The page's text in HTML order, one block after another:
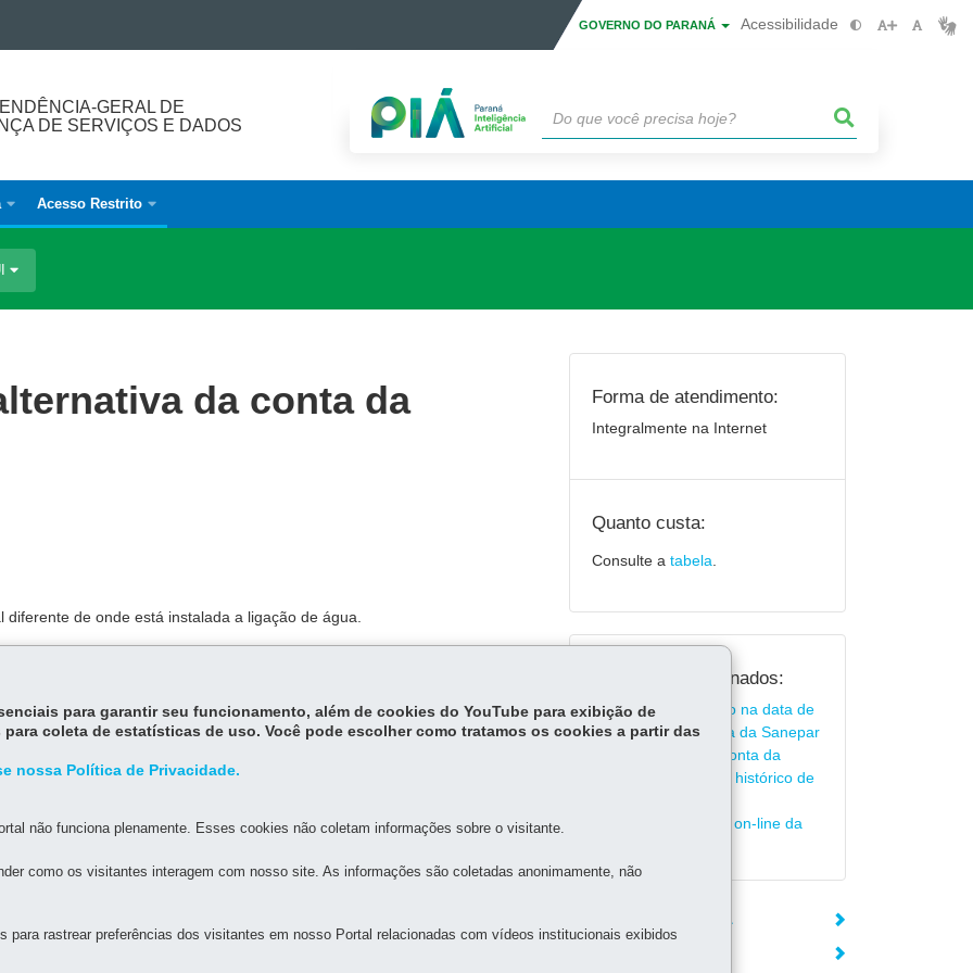
GOVERNO DO PARANÁ Acessibilidade
GERAL DE
DE SERVIÇOS E DADOS
Acesso Restrito
da conta da
de onde está instalada a ligação de água.
Forma de atendimento:
Integralmente na Internet
Quanto custa:
Consulte a tabela
Serviços Relacionados:
Solicitar alteração na data de
vencimento da conta da Sanepar
Emitir 2ª via da conta da
Sanepar e consultar histórico de
Acessar serviços on-line da
ÓRGÃO RESPONSÁVEL
para garantir seu funcionamento, além de cookies do YouTube para exibição de
coleta de estatísticas de uso. Você pode escolher como tratamos os cookies a partir das
nossa Política de Privacidade.
não funciona plenamente. Esses cookies não coletam informações sobre o visitante.
como os visitantes interagem com nosso site. As informações são coletadas anonimamente, não
para rastrear preferências dos visitantes em nosso Portal relacionadas com vídeos institucionais exibidos